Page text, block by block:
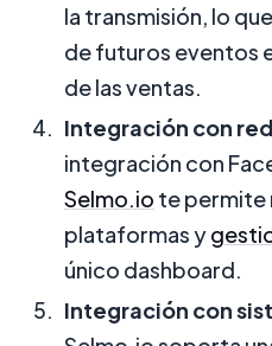
la transmisión, lo
de futuros eventos
de las ventas.
Integración con
integración con
Selmo.io te permite
plataformas y
único dashboard.
Integración con